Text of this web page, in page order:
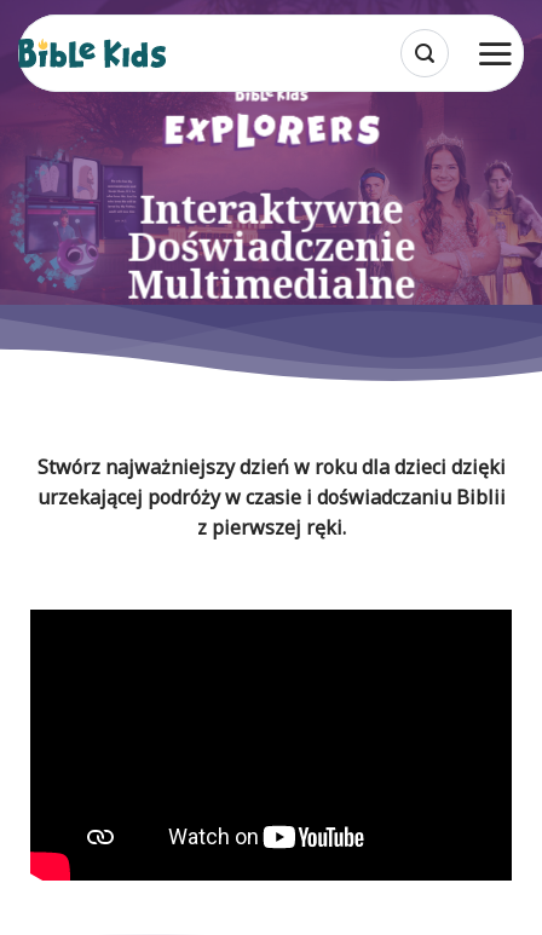
Przewiń
do
zawartości
Interaktywne
Doświadczenie
Multimedialne
Stwórz najważniejszy dzień w roku dla dzieci dzięki
urzekającej podróży w czasie i doświadczaniu Biblii
z pierwszej ręki.